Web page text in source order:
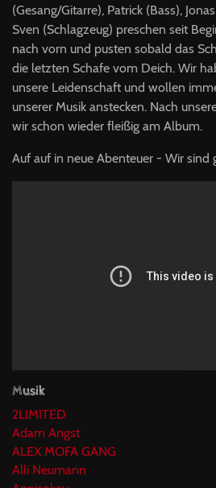
(Gesang/Gitarre), Patrick (Bass),
Sven (Schlagzeug) preschen seit
nach vorn und pusten sobald das
die letzten Schafe vom Deich. Wir
unsere Leidenschaft und wollen
unserer Musik anstecken. Nach
wir schon wieder fleißig am Album.
Auf auf in neue Abenteuer - Wir sind
Musik
2LIMITED
Adam Angst
ALEX MOFA GANG
Alli Neumann